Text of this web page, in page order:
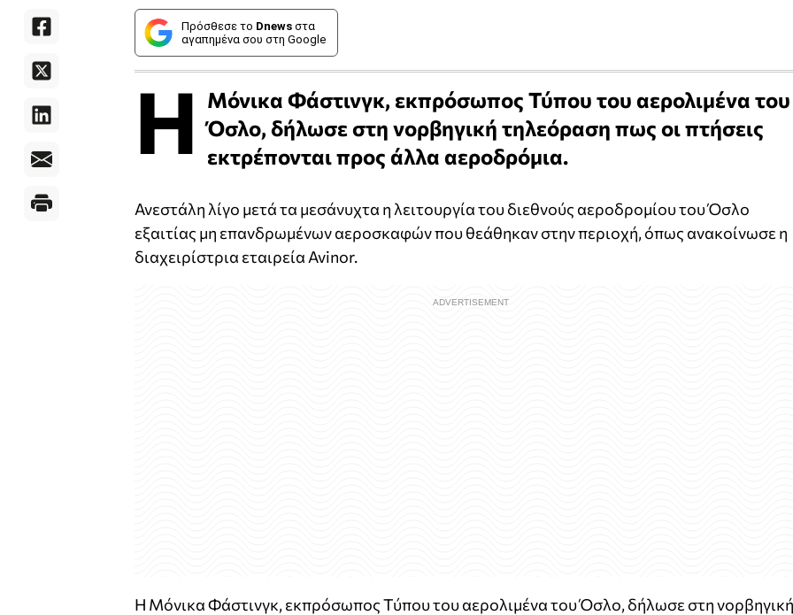
Πρόσθεσε το Dnews στα
αγαπημένα σου στη Google
Η Μόνικα Φάστινγκ, εκπρόσωπος Τύπου του αερολιμένα του
Όσλο, δήλωσε στη νορβηγική τηλεόραση πως οι πτήσεις
εκτρέπονται προς άλλα αεροδρόμια.
Ανεστάλη λίγο μετά τα μεσάνυχτα η λειτουργία του διεθνούς αεροδρομίου του Όσλο
εξαιτίας μη επανδρωμένων αεροσκαφών που θεάθηκαν στην περιοχή, όπως ανακοίνωσε η
διαχειρίστρια εταιρεία Avinor.
Η Μόνικα Φάστινγκ, εκπρόσωπος Τύπου του αερολιμένα του Όσλο, δήλωσε στη νορβηγική